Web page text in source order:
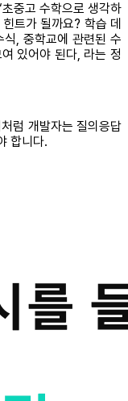
중고 수학으로 생각하
트가 될까요? 학습 데
, 중학교에 관련된 수
있어야 된다, 라는 정
럼 개발자는 질의응답
합니다.